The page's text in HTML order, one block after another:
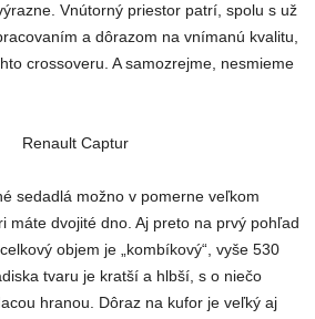
Vnútorný priestor patrí, spolu s už
a dôrazom na vnímanú kvalitu,
crossoveru. A samozrejme, nesmieme
sedadlá možno v pomerne veľkom
máte dvojité dno. Aj preto na prvý pohľad
objem je „kombíkový“, vyše 530
tvaru je kratší a hlbší, s o niečo
hranou. Dôraz na kufor je veľký aj